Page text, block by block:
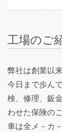
工場のご
弊社は創業以
今日まで歩ん
検、修理、鈑
わせた保険の
車は全メ－カ